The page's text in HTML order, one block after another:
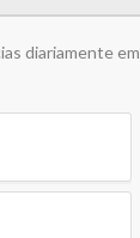
diariamente em